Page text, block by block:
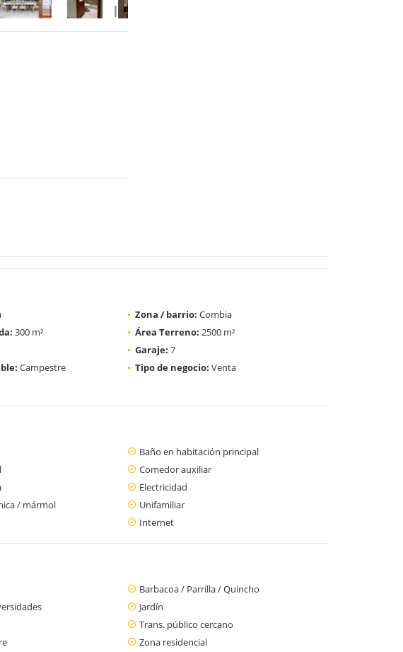
Zona / barrio: Combia
300 m² Área Terreno: 2500 m²
Garaje: 7
Campestre Tipo de negocio: Venta
Baño en habitación principal
Comedor auxiliar
Electricidad
/ mármol
Unifamiliar
Internet
Barbacoa / Parrilla / Quincho
Jardín
Trans. público cercano
Zona residencial